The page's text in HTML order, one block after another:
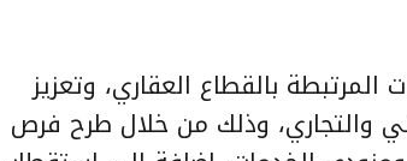
بالقطاع العقاري، وتعزيز
والتجاري، وذلك من خلال طرح فرص